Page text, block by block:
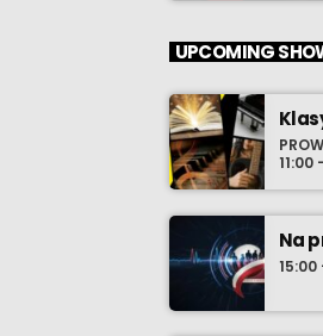
UPCOMING
11:00
Na
15:00